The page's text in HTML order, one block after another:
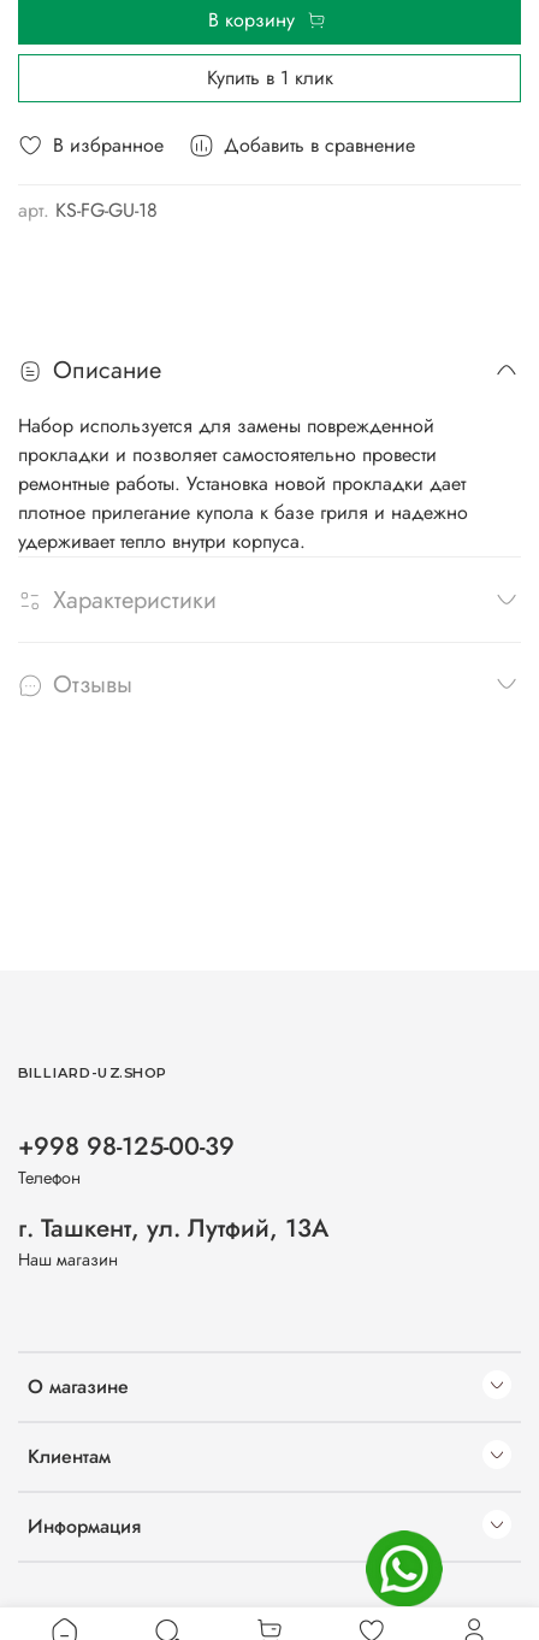
В избранное Добавить в сравнение
арт. KS-FG-GU-18
В корзину
Купить в 1 клик
Описание
Набор используется для замены поврежденной
прокладки и позволяет самостоятельно провести
ремонтные работы. Установка новой прокладки дает
плотное прилегание купола к базе гриля и надежно
удерживает тепло внутри корпуса.
Характеристики
Отзывы
О магазине
Клиентам
Информация
BILLIARD-UZ.SHOP
+998 98-125-00-39
Телефон
г. Ташкент, ул. Лутфий, 13А
Наш магазин